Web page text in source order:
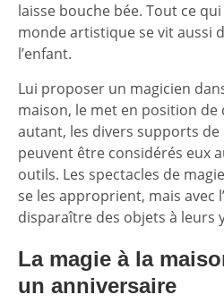
laisse bouche bée. Tout ce
monde artistique se vit aussi
l’enfant.
Lui proposer un magicien
maison, le met en position de
autant, les divers supports
peuvent être considérés eux
outils. Les spectacles de
se les approprient, mais avec
disparaître des objets à leurs
La magie à la
un anniversaire